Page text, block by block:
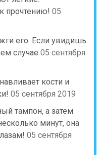
прочтению! 05
его. Если увидишь
случае 05 сентября
кости и
05 сентября 2019
тампон, а затем
минут, она
05 сентября